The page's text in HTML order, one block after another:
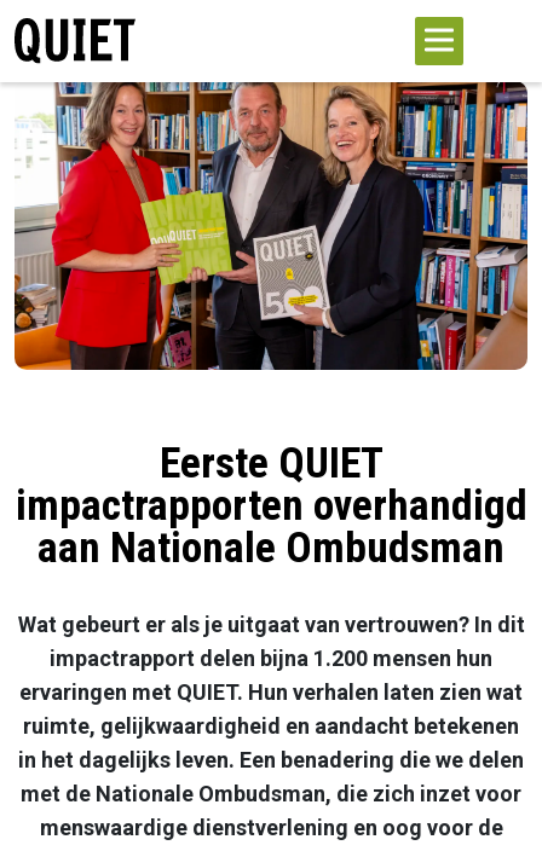
Eerste QUIET
impactrapporten overhandigd
aan Nationale Ombudsman
Wat gebeurt er als je uitgaat van vertrouwen? In dit
impactrapport delen bijna 1.200 mensen hun
ervaringen met QUIET. Hun verhalen laten zien wat
ruimte, gelijkwaardigheid en aandacht betekenen
in het dagelijks leven. Een benadering die we delen
met de Nationale Ombudsman, die zich inzet voor
menswaardige dienstverlening en oog voor de